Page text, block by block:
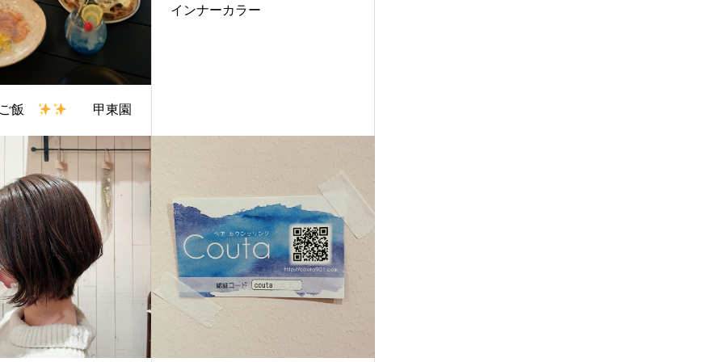
ご飯 甲東園
インナーカラー